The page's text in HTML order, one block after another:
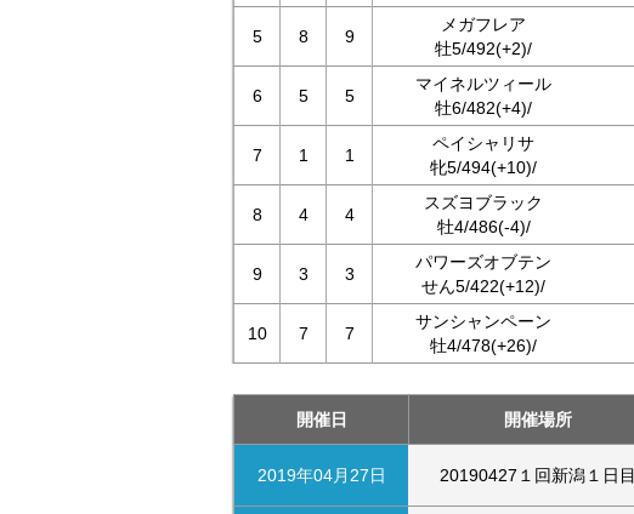
5 8 9
メガフレア
牡5/492(+2)/
6 5 5
マイネルツィール
牡6/482(+4)/
7 1 1
ペイシャリサ
牝5/494(+10)/
8 4 4
スズヨブラック
牡4/486(-4)/
9 3 3
パワーズオブテン
せん5/422(+12)/
10 7 7
サンシャンペーン
牡4/478(+26)/
開催日 開催場所
2019年04月27日 20190427１回新潟１日目